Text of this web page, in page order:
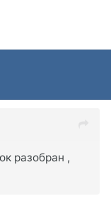
разобран ,